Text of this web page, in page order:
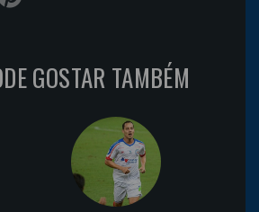
GOSTAR TAMBÉM